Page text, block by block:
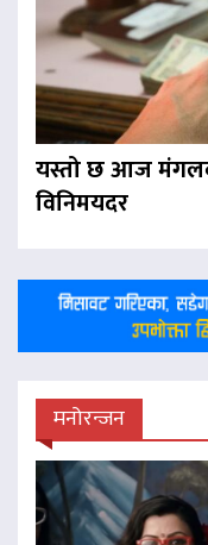
यस्तो छ आज
विनिमयदर
मनोरन्जन